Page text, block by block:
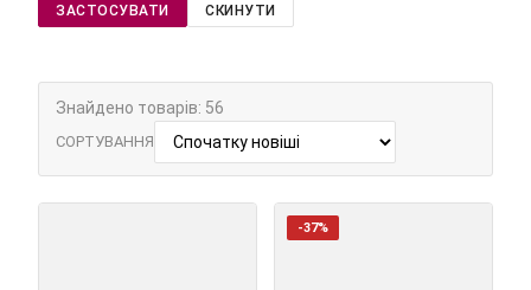
ЗАСТОСУВАТИ СКИНУТИ
Знайдено товарів: 56
СОРТУВАННЯ
-37%